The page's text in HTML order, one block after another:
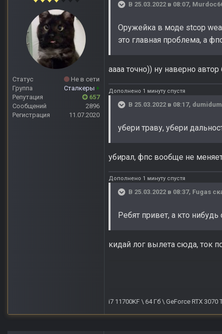
Статус
Не в сети
Группа
Сталкеры +
Репутация
657
Сообщений
2896
Регистрация
11.07.2020
В 25.03.2022 в 08:07,
Оружейка в моде stcop
это главная проблема, а
аааа точно)) ну наверно
Дополнено 1 минуту спустя
В 25.03.2022 в 08:17, dumidum
убери траву, убери
убирал, фпс вообще не
Дополнено 1 минуту спустя
В 25.03.2022 в 08:37, Fugas
Ребят привет, а кто
кидай лог вылета сюда, ток
i7 11700KF \ 64 Гб \ GeForce RTX